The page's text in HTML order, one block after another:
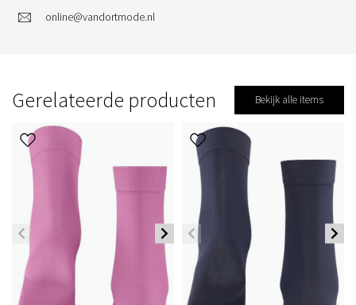
online@vandortmode.nl
Gerelateerde producten Bekijk alle items